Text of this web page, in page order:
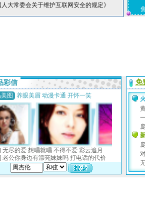
大常委会关于维护互联网安全的规定》